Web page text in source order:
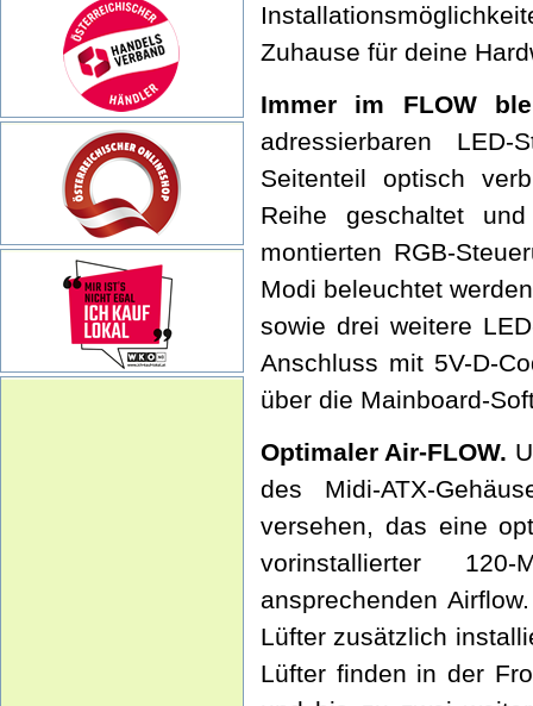
Zuhause für deine
Immer im FLOW
adressierbaren
Seitenteil optisch
Reihe geschaltet
montierten RGB-
Modi beleuchtet
sowie drei weitere
Anschluss mit 5V-D-
über die Mainboard-
Optimaler Air-FLOW.
des Midi-ATX-
versehen, das eine
vorinstallierter
ansprechenden
Lüfter zusätzlich
Lüfter finden in der